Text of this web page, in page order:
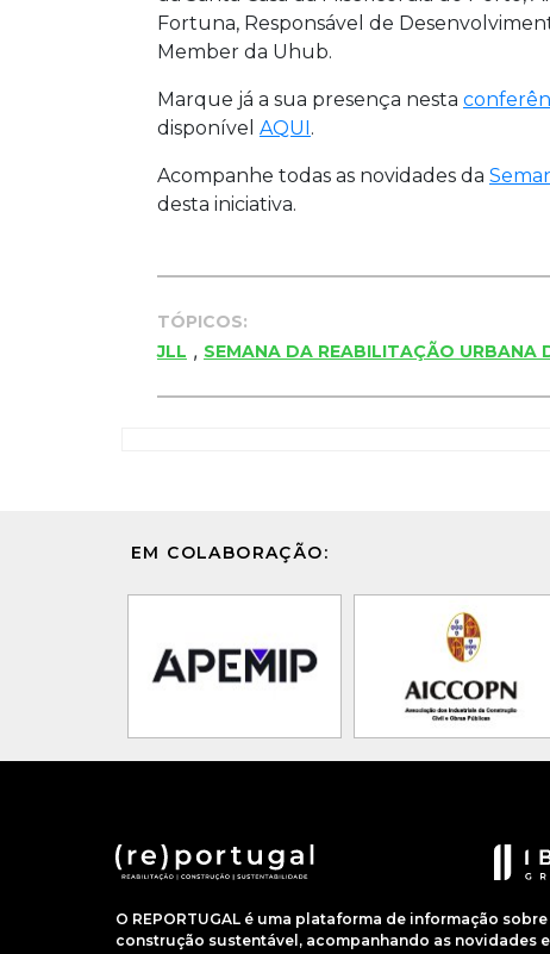
Fortuna, Responsável de
Member da Uhub.
Marque já a sua presença nesta
disponível AQUI.
Acompanhe todas as novidades da
desta iniciativa.
TÓPICOS:
JLL , SEMANA DA REABILITAÇÃO URBANA
EM COLABORAÇÃO:
O REPORTUGAL é uma plataforma de informação
construção sustentável, acompanhando as novidades